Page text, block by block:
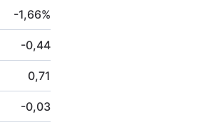
-1,66%
-0,44
0,71
-0,03